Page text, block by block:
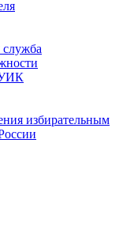
служба
УИК
избирательным